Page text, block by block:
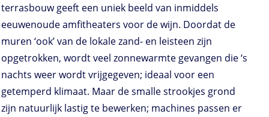
terrasbouw geeft een uniek beeld van inmiddels
eeuwenoude amfitheaters voor de wijn. Doordat de
muren ‘ook’ van de lokale zand- en leisteen zijn
opgetrokken, wordt veel zonnewarmte gevangen die ‘s
nachts weer wordt vrijgegeven; ideaal voor een
getemperd klimaat. Maar de smalle strookjes grond
zijn natuurlijk lastig te bewerken; machines passen er